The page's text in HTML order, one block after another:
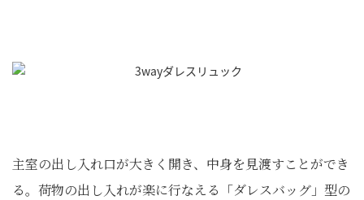
主室の出し入れ口が大きく開き、中身を見渡すことができ
る。荷物の出し入れが楽に行なえる「ダレスバッグ」型の